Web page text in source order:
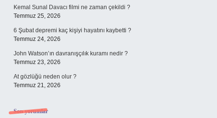
Kemal Sunal Davacı filmi ne zaman çekildi ?
Temmuz 25, 2026
6 Şubat depremi kaç kişiyi hayatını kaybetti ?
Temmuz 24, 2026
John Watson’ın davranışçılık kuramı nedir ?
Temmuz 23, 2026
At gözlüğü neden olur ?
Temmuz 21, 2026
Son yorumlar